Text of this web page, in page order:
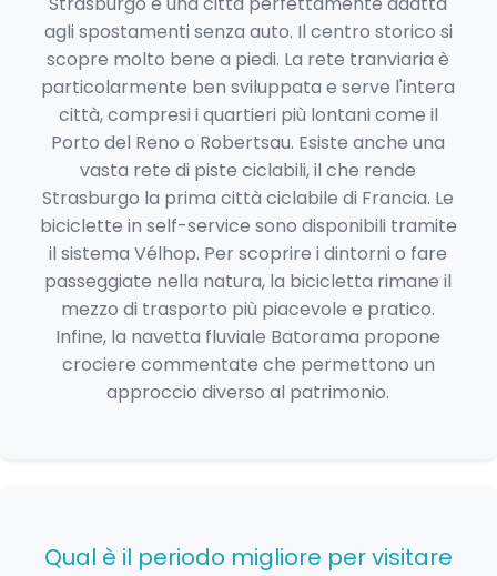
agli spostamenti senza auto. Il centro storico si
scopre molto bene a piedi. La rete tranviaria è
particolarmente ben sviluppata e serve l'intera
città, compresi i quartieri più lontani come il
Porto del Reno o Robertsau. Esiste anche una
vasta rete di piste ciclabili, il che rende
Strasburgo la prima città ciclabile di Francia. Le
biciclette in self-service sono disponibili tramite
il sistema Vélhop. Per scoprire i dintorni o fare
passeggiate nella natura, la bicicletta rimane il
mezzo di trasporto più piacevole e pratico.
Infine, la navetta fluviale Batorama propone
crociere commentate che permettono un
approccio diverso al patrimonio.
Qual è il periodo migliore per visitare